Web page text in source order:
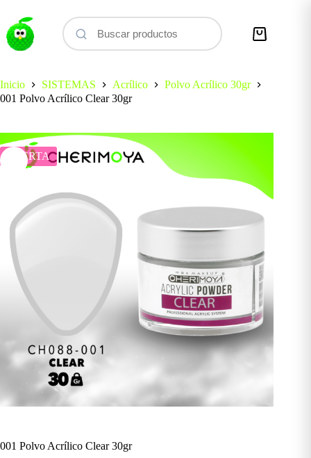
contenido
Carro
Inicio
SISTEMAS Acrílico
Polvo Acrílico 30gr
001 Polvo Acrílico Clear 30gr
OFERTA
001 Polvo Acrílico Clear 30gr